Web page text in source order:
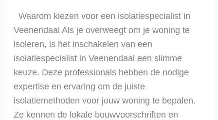
Waarom kiezen voor een isolatiespecialist in
Veenendaal Als je overweegt om je woning te
isoleren, is het inschakelen van een
isolatiespecialist in Veenendaal een slimme
keuze. Deze professionals hebben de nodige
expertise en ervaring om de juiste
isolatiemethoden voor jouw woning te bepalen.
Ze kennen de lokale bouwvoorschriften en